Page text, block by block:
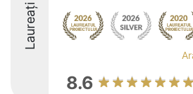
Laureați
8.6